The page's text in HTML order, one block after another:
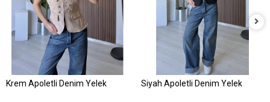
Krem Apoletli Denim Yelek Siyah Apoletli Denim Yelek